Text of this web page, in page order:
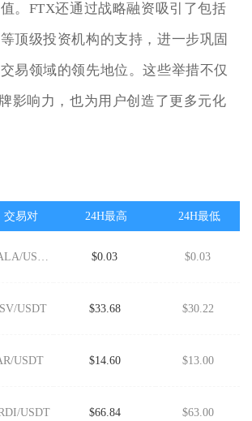
。FTX还通过战略融资吸引了包括
顶级投资机构的支持，进一步巩固
易领域的领先地位。这些举措不仅
影响力，也为用户创造了更多元化
交易对 24H最高 24H最低
GALA/USDT $0.03 $0.03
USDT $33.68 $30.22
USDT $14.60 $13.00
USDT $66.84 $63.00